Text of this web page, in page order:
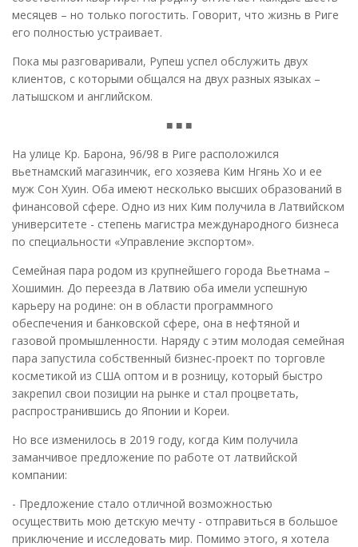
месяцев – но только погостить. Говорит, что жизнь в Риге
его полностью устраивает.
Пока мы разговаривали, Рупеш успел обслужить двух
клиентов, с которыми общался на двух разных языках –
латышском и английском.
■ ■ ■
На улице Кр. Барона, 96/98 в Риге расположился
вьетнамский магазинчик, его хозяева Ким Нгянь Хо и ее
муж Сон Хуин. Оба имеют несколько высших образований в
финансовой сфере. Одно из них Ким получила в Латвийском
университете - степень магистра международного бизнеса
по специальности «Управление экспортом».
Семейная пара родом из крупнейшего города Вьетнама –
Хошимин. До переезда в Латвию оба имели успешную
карьеру на родине: он в области программного
обеспечения и банковской сфере, она в нефтяной и
газовой промышленности. Наряду с этим молодая семейная
пара запустила собственный бизнес-проект по торговле
косметикой из США оптом и в розницу, который быстро
закрепил свои позиции на рынке и стал процветать,
распространившись до Японии и Кореи.
Но все изменилось в 2019 году, когда Ким получила
заманчивое предложение по работе от латвийской
компании:
- Предложение стало отличной возможностью
осуществить мою детскую мечту - отправиться в большое
приключение и исследовать мир. Помимо этого, я хотела